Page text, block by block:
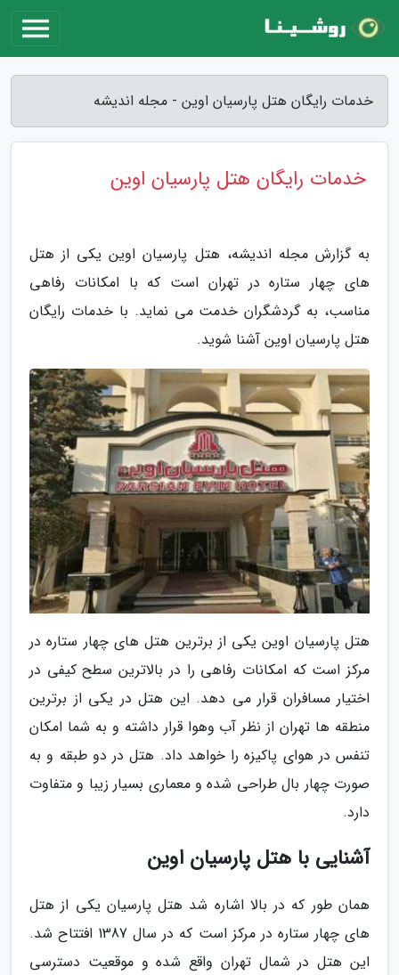
خدمات رایگان هتل پارسیان اوین - مجله اندیشه
خدمات رایگان هتل پارسیان اوین
به گزارش مجله اندیشه، هتل پارسیان اوین یکی از هتل
های چهار ستاره در تهران است که با امکانات رفاهی
مناسب، به گردشگران خدمت می نماید. با خدمات رایگان
هتل پارسیان اوین آشنا شوید.
هتل پارسیان اوین یکی از برترین هتل های چهار ستاره در
مرکز است که امکانات رفاهی را در بالاترین سطح کیفی در
اختیار مسافران قرار می دهد. این هتل در یکی از برترین
منطقه ها تهران از نظر آب وهوا قرار داشته و به شما امکان
تنفس در هوای پاکیزه را خواهد داد. هتل در دو طبقه و به
صورت چهار بال طراحی شده و معماری بسیار زیبا و متفاوت
دارد.
آشنایی با هتل پارسیان اوین
همان طور که در بالا اشاره شد هتل پارسیان یکی از هتل
های چهار ستاره در مرکز است که در سال 1387 افتتاح شد.
این هتل در شمال تهران واقع شده و موقعیت دسترسی